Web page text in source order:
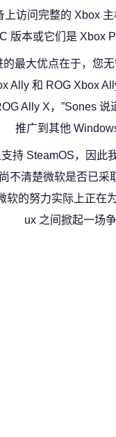
上访问完整的 Xbox
版本或它们是 Xbox
最大优点在于，您
Ally 和 ROG Xbox
Ally X，”Sones
推广到其他
持 SteamOS，因此
不清楚微软是否已
软的努力实际上正在
ux 之间掀起一场